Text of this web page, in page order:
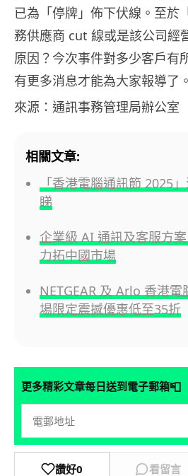
已為「停牌」佈下伏線。至於
務供應商 cut 線或是該公司經
原因？今次事件對多少客戶有
有更多消息才能為大家報導了。
來源：通訊事務管理局辦公室
相關文章:
「香港電腦通訊節 2025
睇
企業級 AI 通訊及客服方
力拓中國市場
NETGEAR 及 Arlo 香港
場限定震撼優惠低至35折
更多精彩文章每日送到電子郵箱📮
讚好0 看留言